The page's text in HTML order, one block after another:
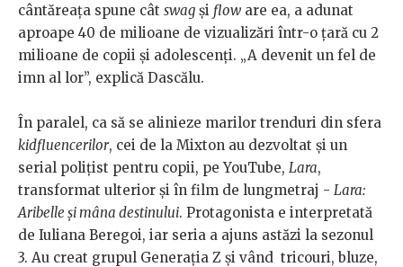
cântăreața spune cât swag și flow are ea, a adunat
aproape 40 de milioane de vizualizări într-o țară cu 2
milioane de copii și adolescenți. „A devenit un fel de
imn al lor”, explică Dascălu.
În paralel, ca să se alinieze marilor trenduri din sfera
kidfluencerilor, cei de la Mixton au dezvoltat și un
serial polițist pentru copii, pe YouTube, Lara,
transformat ulterior și în film de lungmetraj - Lara:
Aribelle și mâna destinului. Protagonista e interpretată
de Iuliana Beregoi, iar seria a ajuns astăzi la sezonul
3. Au creat grupul Generația Z și vând tricouri, bluze,